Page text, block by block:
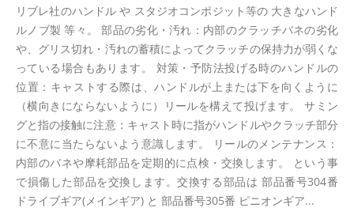
リブレ社のハンドル や スタジオコンポジット等の 大きなハンド
ルノブ製 等々。 部品の劣化・汚れ：内部のクラッチバネの劣化
や、グリス切れ・汚れの蓄積によってクラッチの保持力が弱くな
っている場合もあります。 対策・予防法投げる時のハンドルの
位置：キャストする際は、ハンドルが上または下を向くように
（横向きにならないように）リールを構えて投げます。 サミン
グと指の接触に注意：キャスト時に指がハンドルやクラッチ部分
に不意に当たらないよう意識します。 リールのメンテナンス：
内部のバネや摩耗部品を定期的に点検・交換します。 という事
で損傷した部品を交換します。交換する部品は 部品番号304番
ドライブギア(メインギア) と 部品番号305番 ピニオンギア...